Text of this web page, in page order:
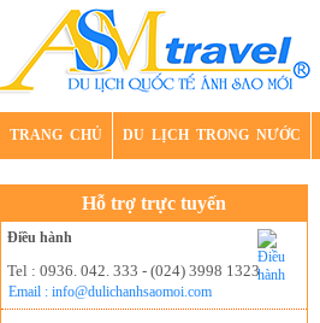
TRANG CHỦ DU LỊCH TRONG NƯỚC
Hỗ trợ trực tuyến
Điều hành
Tel : 0936. 042. 333 - (024) 3998 1323
Email : info@dulichanhsaomoi.com